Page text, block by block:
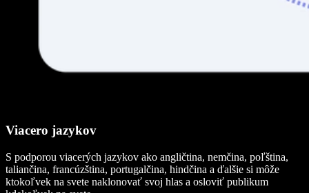
Viacero jazykov
S podporou viacerých jazykov ako angličtina, nemčina, poľština,
taliančina, francúzština, portugalčina, hindčina a ďalšie si môže
ktokoľvek na svete naklonovať svoj hlas a osloviť publikum